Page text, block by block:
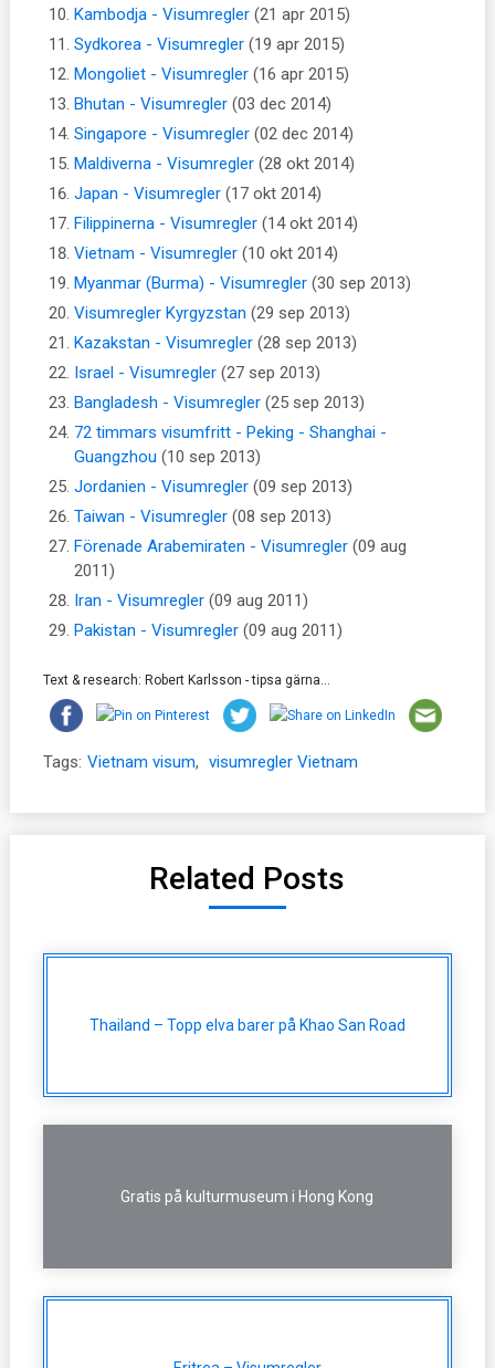
Kambodja - Visumregler (21 apr 2015)
Sydkorea - Visumregler (19 apr 2015)
Mongoliet - Visumregler (16 apr 2015)
Bhutan - Visumregler (03 dec 2014)
Singapore - Visumregler (02 dec 2014)
Maldiverna - Visumregler (28 okt 2014)
Japan - Visumregler (17 okt 2014)
Filippinerna - Visumregler (14 okt 2014)
Vietnam - Visumregler (10 okt 2014)
Myanmar (Burma) - Visumregler (30 sep 2013)
Visumregler Kyrgyzstan (29 sep 2013)
Kazakstan - Visumregler (28 sep 2013)
Israel - Visumregler (27 sep 2013)
Bangladesh - Visumregler (25 sep 2013)
72 timmars visumfritt - Peking - Shanghai -
Guangzhou (10 sep 2013)
Jordanien - Visumregler (09 sep 2013)
Taiwan - Visumregler (08 sep 2013)
Förenade Arabemiraten - Visumregler (09 aug
2011)
Iran - Visumregler (09 aug 2011)
Pakistan - Visumregler (09 aug 2011)
Text & research: Robert Karlsson - tipsa gärna...
Tags: Vietnam visum, visumregler Vietnam
Related Posts
Thailand – Topp elva barer på Khao San Road
Gratis på kulturmuseum i Hong Kong